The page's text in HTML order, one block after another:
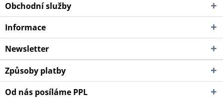
Obchodní služby
Informace
Newsletter
Způsoby platby
Od nás posíláme PPL